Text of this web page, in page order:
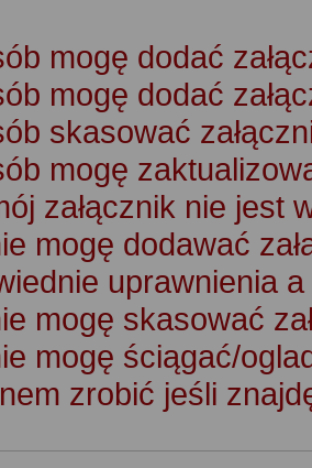
mogę dodać
mogę dodać
skasować
mogę
załącznik nie jest
mogę dodawać
uprawnienia
mogę skasować
mogę ściągać/
zrobić jeśli